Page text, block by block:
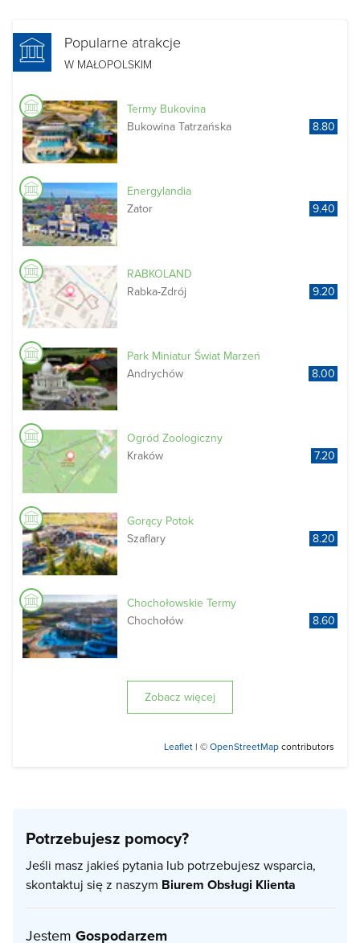
Popularne atrakcje
W MAŁOPOLSKIM
Termy Bukovina
Bukowina Tatrzańska
8.80
Energylandia
Zator
9.40
RABKOLAND
Rabka-Zdrój
9.20
Park Miniatur Świat Marzeń
Andrychów
8.00
Ogród Zoologiczny
Kraków
7.20
Gorący Potok
Szaflary
8.20
Chochołowskie Termy
Chochołów
8.60
Zobacz więcej
Leaflet | ©OpenStreetMapcontributors
Potrzebujesz pomocy?
Jeśli masz jakieś pytania lub potrzebujesz wsparcia,
skontaktuj się z naszym Biurem Obsługi Klienta
Jestem Gospodarzem